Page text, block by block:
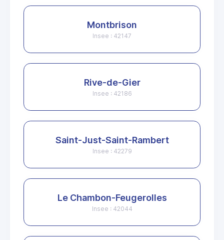
Montbrison
Insee : 42147
Rive-de-Gier
Insee : 42186
Saint-Just-Saint-Rambert
Insee : 42279
Le Chambon-Feugerolles
Insee : 42044